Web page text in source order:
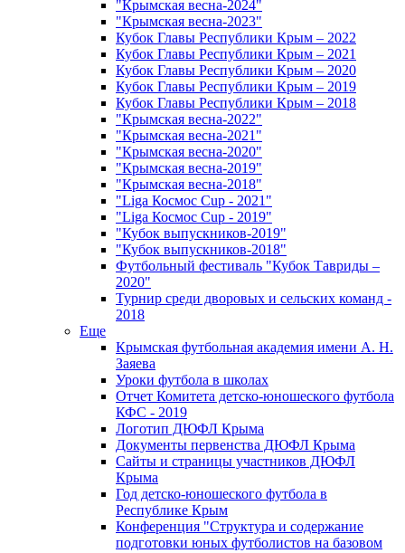
"Крымская весна-2024"
"Крымская весна-2023"
Кубок Главы Республики Крым – 2022
Кубок Главы Республики Крым – 2021
Кубок Главы Республики Крым – 2020
Кубок Главы Республики Крым – 2019
Кубок Главы Республики Крым – 2018
"Крымская весна-2022"
"Крымская весна-2021"
"Крымская весна-2020"
"Крымская весна-2019"
"Крымская весна-2018"
"Liga Космос Cup - 2021"
"Liga Космос Cup - 2019"
"Кубок выпускников-2019"
"Кубок выпускников-2018"
Футбольный фестиваль "Кубок Тавриды –
2020"
Турнир среди дворовых и сельских команд -
2018
Еще
Крымская футбольная академия имени А. Н.
Заяева
Уроки футбола в школах
Отчет Комитета детско-юношеского футбола
КФС - 2019
Логотип ДЮФЛ Крыма
Документы первенства ДЮФЛ Крыма
Сайты и страницы участников ДЮФЛ
Крыма
Год детско-юношеского футбола в
Республике Крым
Конференция "Структура и содержание
подготовки юных футболистов на базовом